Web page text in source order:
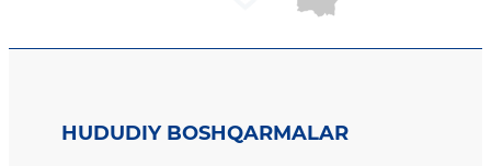
HUDUDIY BOSHQARMALAR